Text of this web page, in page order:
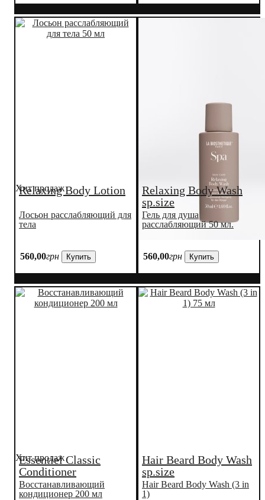
Хит продаж
Relaxing Body Lotion
Лосьон расслабляющий для
тела
560,00грн Купить
Relaxing Body Wash
sp.size
Гель для душа
расслабляющий 50 мл.
560,00грн Купить
Хит продаж
Essentiel Classic
Conditioner
Восстанавливающий
кондиционер 200 мл
Hair Beard Body Wash
sp.size
Hair Beard Body Wash (3 in
1)